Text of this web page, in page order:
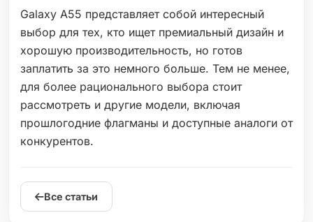
Galaxy A55 представляет собой интересный
выбор для тех, кто ищет премиальный дизайн и
хорошую производительность, но готов
заплатить за это немного больше. Тем не менее,
для более рационального выбора стоит
рассмотреть и другие модели, включая
прошлогодние флагманы и доступные аналоги от
конкурентов.
Все статьи